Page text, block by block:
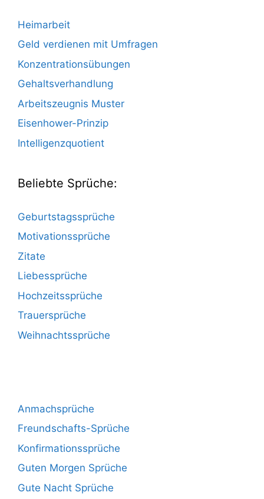
Heimarbeit
Geld verdienen mit Umfragen
Konzentrationsübungen
Gehaltsverhandlung
Arbeitszeugnis Muster
Eisenhower-Prinzip
Intelligenzquotient
Beliebte Sprüche:
Geburtstagssprüche
Motivationssprüche
Zitate
Liebessprüche
Hochzeitssprüche
Trauersprüche
Weihnachtssprüche
Anmachsprüche
Freundschafts-Sprüche
Konfirmationssprüche
Guten Morgen Sprüche
Gute Nacht Sprüche